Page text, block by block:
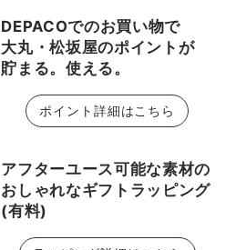
DEPACOでのお買い物で
大丸・松坂屋のポイントが
貯まる。使える。
ポイント詳細はこちら
アフターユース可能な素材の
おしゃれなギフトラッピング
(有料)